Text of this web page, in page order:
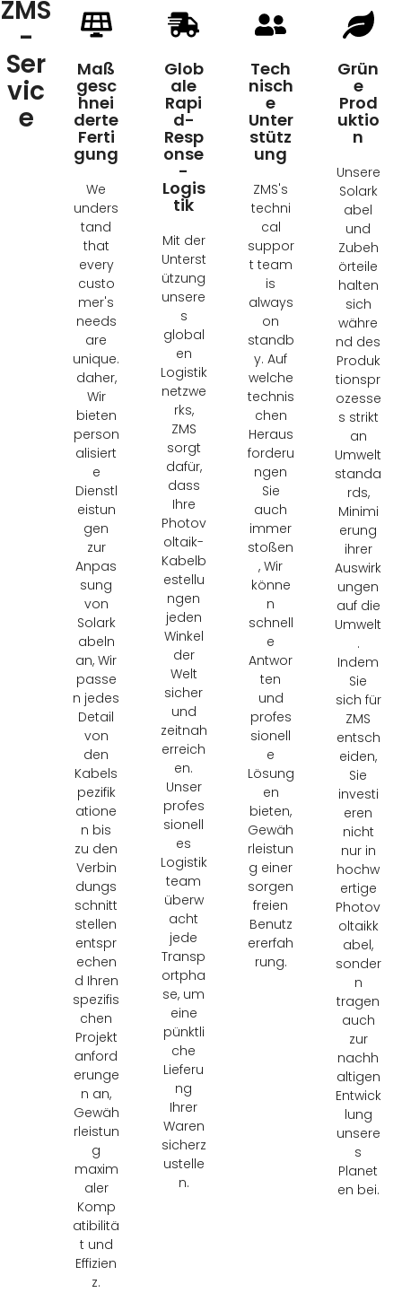
ZMS
-
Ser
vic
e
Maß
gesc
hnei
derte
Ferti
gung
We
unders
tand
that
every
custo
mer's
needs
are
unique.
daher,
Wir
bieten
person
alisiert
e
Dienstl
eistun
gen
zur
Anpas
sung
von
Solark
abeln
an, Wir
passe
n jedes
Detail
von
den
Kabels
pezifik
atione
n bis
zu den
Verbin
dungs
schnitt
stellen
entspr
echen
d Ihren
spezifis
chen
Projekt
anford
erunge
n an,
Gewäh
rleistun
g
maxim
aler
Komp
atibilitä
t und
Effizien
z.
Glob
ale
Rapi
d-
Resp
onse
-
Logis
tik
Mit der
Unterst
ützung
unsere
s
global
en
Logistik
netzwe
rks,
ZMS
sorgt
dafür,
dass
Ihre
Photov
oltaik-
Kabelb
estellu
ngen
jeden
Winkel
der
Welt
sicher
und
zeitnah
erreich
en.
Unser
profes
sionell
es
Logistik
team
überw
acht
jede
Transp
ortpha
se, um
eine
pünktli
che
Lieferu
ng
Ihrer
Waren
sicherz
ustelle
n.
Tech
nisch
e
Unter
stütz
ung
ZMS's
techni
cal
suppor
t team
is
always
on
standb
y. Auf
welche
technis
chen
Heraus
forderu
ngen
Sie
auch
immer
stoßen
, Wir
könne
n
schnell
e
Antwor
ten
und
profes
sionell
e
Lösung
en
bieten,
Gewäh
rleistun
g einer
sorgen
freien
Benutz
ererfah
rung.
Grün
e
Prod
uktio
n
Unsere
Solark
abel
und
Zubeh
örteile
halten
sich
währe
nd des
Produk
tionspr
ozesse
s strikt
an
Umwelt
standa
rds,
Minimi
erung
ihrer
Auswirk
ungen
auf die
Umwelt
.
Indem
Sie
sich für
ZMS
entsch
eiden,
Sie
investi
eren
nicht
nur in
hochw
ertige
Photov
oltaikk
abel,
sonder
n
tragen
auch
zur
nachh
altigen
Entwick
lung
unsere
s
Planet
en bei.